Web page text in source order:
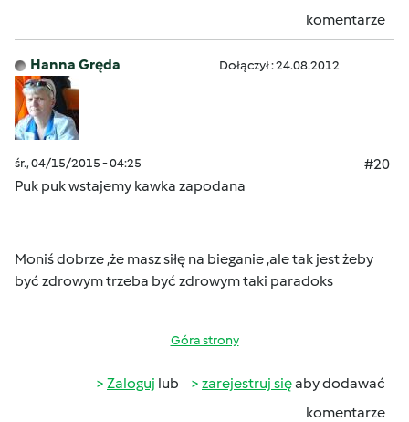
komentarze
Hanna Gręda Dołączył : 24.08.2012
śr., 04/15/2015 - 04:25
#20
Puk puk wstajemy kawka zapodana
Moniś dobrze ,że masz siłę na bieganie ,ale tak jest żeby
być zdrowymtrzeba być zdrowym taki paradoks
Góra strony
Zaloguj lub zarejestruj sięaby dodawać
komentarze